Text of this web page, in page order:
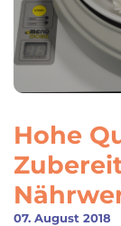
Hohe
07. August 2018